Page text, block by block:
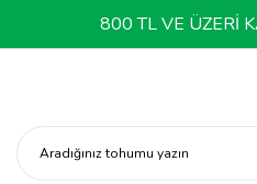
800 TL VE ÜZERİ
Aradığınız tohumu yazın